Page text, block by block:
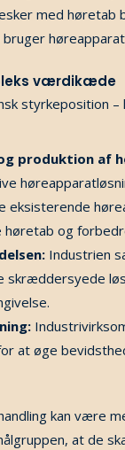
med
værdikæde
styrkeposition
produktion af
og
Industrien
skræddersyede
at øge
kan være
at de